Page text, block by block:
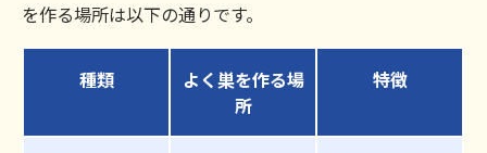
を作る場所は以下の通りです。
種類
よく巣を作る場
所
特徴